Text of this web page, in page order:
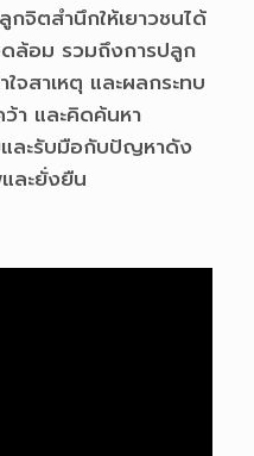
จิตสำนึกให้เยาวชนได้
ล้อม รวมถึงการปลูก
ใจสาเหตุ และผลกระทบ
า และคิดค้นหา
และรับมือกับปัญหาดัง
ละยั่งยืน